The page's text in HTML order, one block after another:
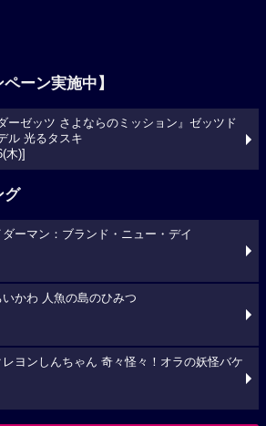
ーン実施中】
ーゼッツ さよならのミッション』ゼッツド
ル 光るタスキ
木)]
グ
ーマン：ブランド・ニュー・デイ
かわ 人魚の島のひみつ
ヨンしんちゃん 奇々怪々！オラの妖怪バケ